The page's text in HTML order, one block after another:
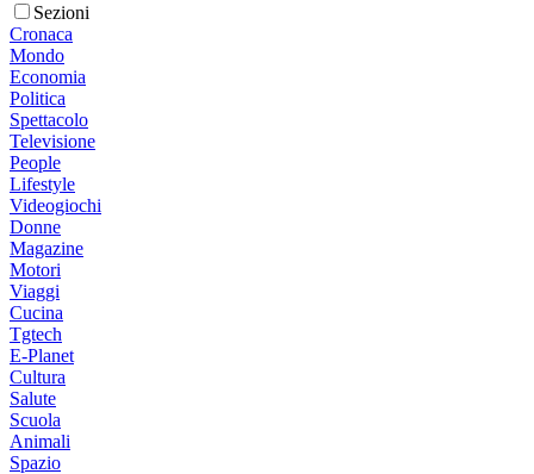
Sezioni
Cronaca
Mondo
Economia
Politica
Spettacolo
Televisione
People
Lifestyle
Videogiochi
Donne
Magazine
Motori
Viaggi
Cucina
Tgtech
E-Planet
Cultura
Salute
Scuola
Animali
Spazio